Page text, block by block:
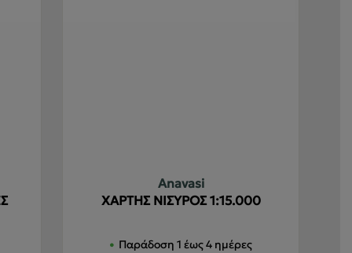
Anavasi
ΧΑΡΤΗΣ ΝΙΣΥΡΟΣ 1:15.000
Παράδοση 1 έως 4 ημέρες